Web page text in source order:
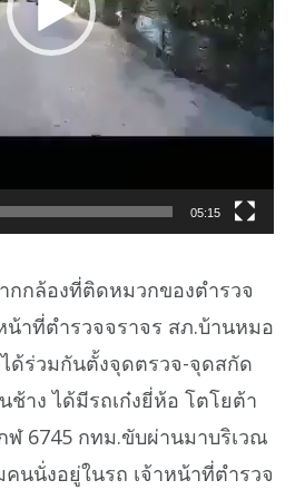
05:15
กกล้องที่ติดหมวกของตำรวจ
าที่ตำรวจจราจร สภ.บ้านหมอ
ด้ร่วมกันตั้งจุดตรวจ-จุดสกัด
าง ได้มีรถเก๋งยี่ห้อ โตโยต้า
ฬ 6745 กทม.ขับผ่านมาบริเวณ
นนั่งอยู่ในรถ เจ้าหน้าที่ตำรวจ